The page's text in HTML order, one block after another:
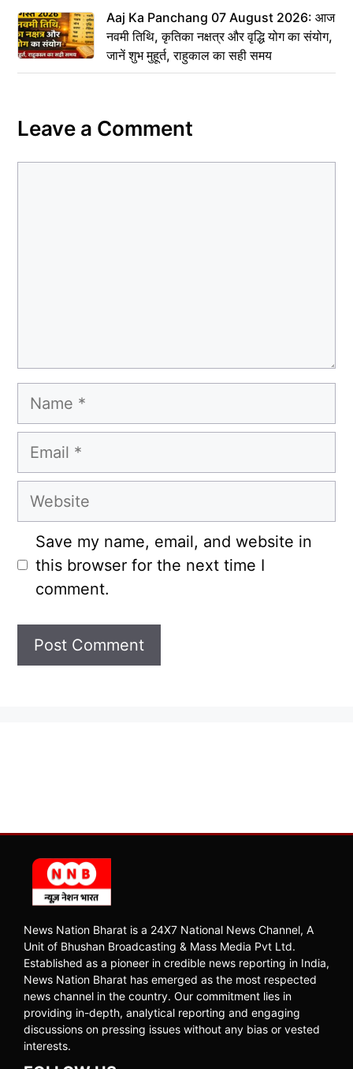
Aaj Ka Panchang 07 August 2026: आज
नवमी तिथि, कृतिका नक्षत्र और वृद्धि योग का संयोग,
जानें शुभ मुहूर्त, राहुकाल का सही समय
Leave a Comment
Name
Email
Website
Save my name, email, and website in
this browser for the next time I
comment.
News Nation Bharat is a 24X7 National News Channel, A
Unit of Bhushan Broadcasting & Mass Media Pvt Ltd.
Established as a pioneer in credible news reporting in India,
News Nation Bharat has emerged as the most respected
news channel in the country. Our commitment lies in
providing in-depth, analytical reporting and engaging
discussions on pressing issues without any bias or vested
interests.